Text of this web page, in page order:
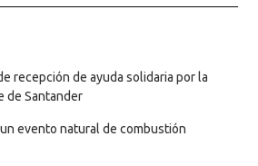
recepción de ayuda solidaria por la
de Santander
evento natural de combustión